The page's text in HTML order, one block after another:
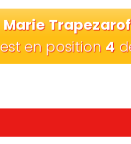
Marie
est en position 4